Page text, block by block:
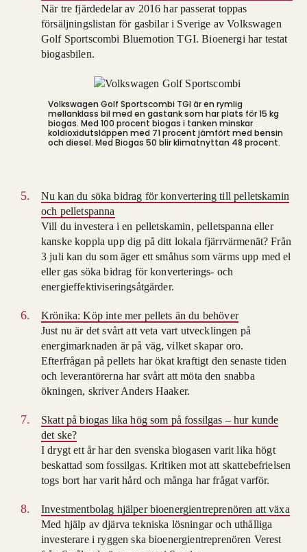
När tre fjärdedelar av 2016 har passerat toppas
försäljningslistan för gasbilar i Sverige av Volkswagen
Golf Sportscombi Bluemotion TGI. Bioenergi har testat
biogasbilen.
Volkswagen Golf Sportscombi TGI är en rymlig
mellanklass bil med en gastank som har plats för 15 kg
biogas. Med 100 procent biogas i tanken minskar
koldioxidutsläppen med 71 procent jämfört med bensin
och diesel. Med Biogas 50 blir klimatnyttan 48 procent.
Nu kan du söka bidrag för konvertering till pelletskamin
och pelletspanna
Vill du investera i en pelletskamin, pelletspanna eller
kanske koppla upp dig på ditt lokala fjärrvärmenät? Från
3 juli kan du som äger ett småhus som värms upp med el
eller gas söka bidrag för konverterings- och
energieffektiviseringsåtgärder.
Krönika: Köp inte mer pellets än du behöver
Just nu är det svårt att veta vart utvecklingen på
energimarknaden är på väg, vilket skapar oro.
Efterfrågan på pellets har ökat kraftigt den senaste tiden
och leverantörerna har svårt att möta den snabba
ökningen, skriver Anders Haaker.
Skatt på biogas lika hög som på fossilgas – hur kunde
det ske?
I drygt ett år har den svenska biogasen varit lika högt
beskattad som fossilgas. Kritiken mot att skattebefrielsen
togs bort har varit hård och många har frågat varför.
Investmentbolag hjälper bioenergientreprenören att växa
Med hjälp av djärva tekniska lösningar och uthålliga
investerare i ryggen ska bioenergientreprenören Verest